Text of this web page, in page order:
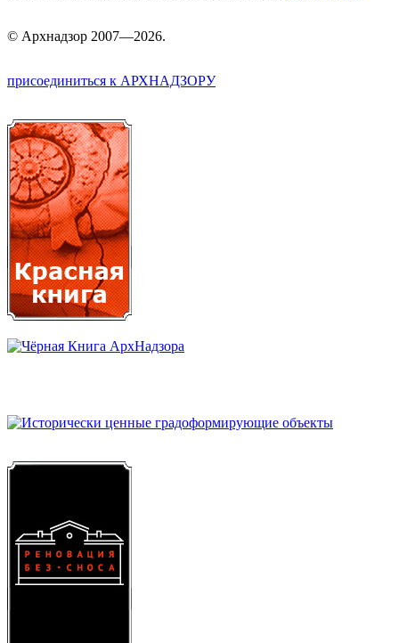
© Архнадзор 2007—2026.
присоединиться к АРХНАДЗОРУ